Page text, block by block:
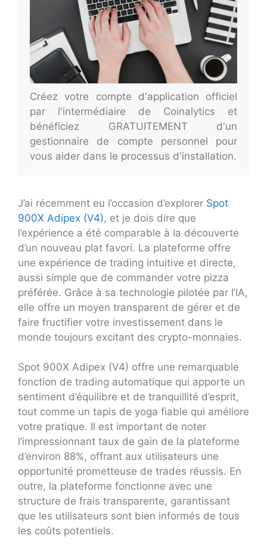
Créez votre compte d'application officiel
par l'intermédiaire de Coinalytics et
bénéficiez GRATUITEMENT d'un
gestionnaire de compte personnel pour
vous aider dans le processus d'installation.
J’ai récemment eu l’occasion d’explorer Spot
900X Adipex (V4), et je dois dire que
l’expérience a été comparable à la découverte
d’un nouveau plat favori. La plateforme offre
une expérience de trading intuitive et directe,
aussi simple que de commander votre pizza
préférée. Grâce à sa technologie pilotée par l’IA,
elle offre un moyen transparent de gérer et de
faire fructifier votre investissement dans le
monde toujours excitant des crypto-monnaies.
Spot 900X Adipex (V4) offre une remarquable
fonction de trading automatique qui apporte un
sentiment d’équilibre et de tranquillité d’esprit,
tout comme un tapis de yoga fiable qui améliore
votre pratique. Il est important de noter
l’impressionnant taux de gain de la plateforme
d’environ 88%, offrant aux utilisateurs une
opportunité prometteuse de trades réussis. En
outre, la plateforme fonctionne avec une
structure de frais transparente, garantissant
que les utilisateurs sont bien informés de tous
les coûts potentiels.